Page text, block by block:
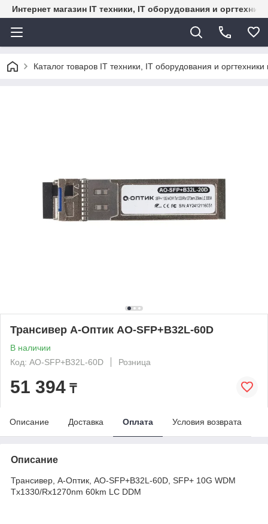
Интернет магазин IT техники, IT оборудования и
Каталог товаров IT техники, IT оборудования и
Трансивер А-Оптик AO-SFP+B32L-60D
В наличии
Код: AO-SFP+B32L-60D
Розница
51 394 ₸
Описание Доставка Оплата Условия возврата
Описание
Трансивер, А-Оптик, AO-SFP+B32L-60D, SFP+ 10G WDM
Tx1330/Rx1270nm 60km LC DDM